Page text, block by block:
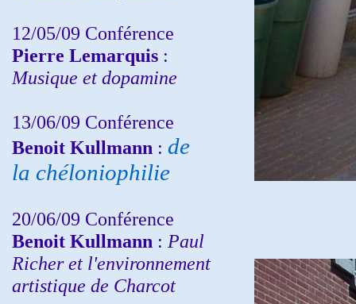
12/05/09 Conférence
Pierre Lemarquis :
Musique et dopamine
13/06/09 Conférence
Benoit Kullmann : de
la chéloniophilie
20/06/09 Conférence
Benoit Kullmann : Paul
Richer et l'environnement
artistique de Charcot